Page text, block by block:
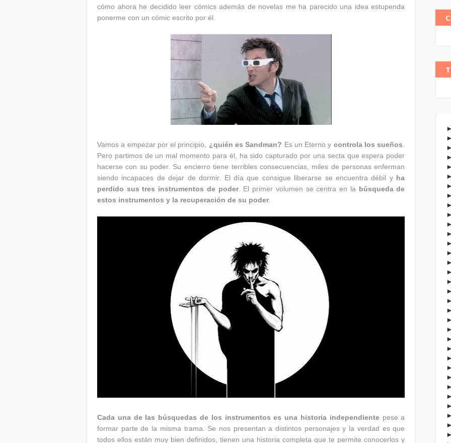
cómo ahora he decidido leer cómics además de novelas me ha parecido una idea estupenda
ponerme con un cómic escrito por él.
Vamos a empezar por el principio, ¿quién es Sandman? Es un Eterno y controla los sueños
Pero partimos de un mal momento para él, ha sido capturado por una secta que espera poder
hacerse con su poder. Su encierro tiene terribles consecuencias, miles de personas enferman
siendo incapaces de dejar de dormir. El día que consigue liberarse se encuentra débil y ha
perdido sus tres instrumentos de poder. El primer volumen se centra en la búsqueda de
estos instrumentos y la recuperación de su poder.
Cada una de las búsquedas de los instrumentos es una historia independientepese a
formar parte de la misma trama. Se nos presentan a distintos personajes y la verdad es que
todos ellos están muy bien definidos, tienen una historia completa que te permite conocerlos y